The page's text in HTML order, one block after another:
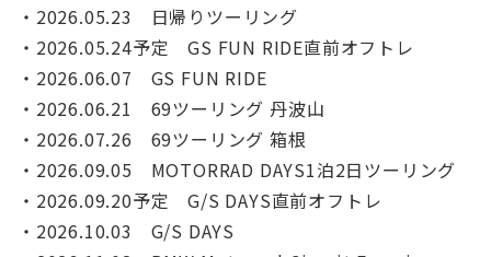
・2026.05.23 日帰りツーリング
・2026.05.24予定 GS FUN RIDE直前オフトレ
・2026.06.07 GS FUN RIDE
・2026.06.21 69ツーリング 丹波山
・2026.07.26 69ツーリング 箱根
・2026.09.05 MOTORRAD DAYS1泊2日ツーリング
・2026.09.20予定 G/S DAYS直前オフトレ
・2026.10.03 G/S DAYS